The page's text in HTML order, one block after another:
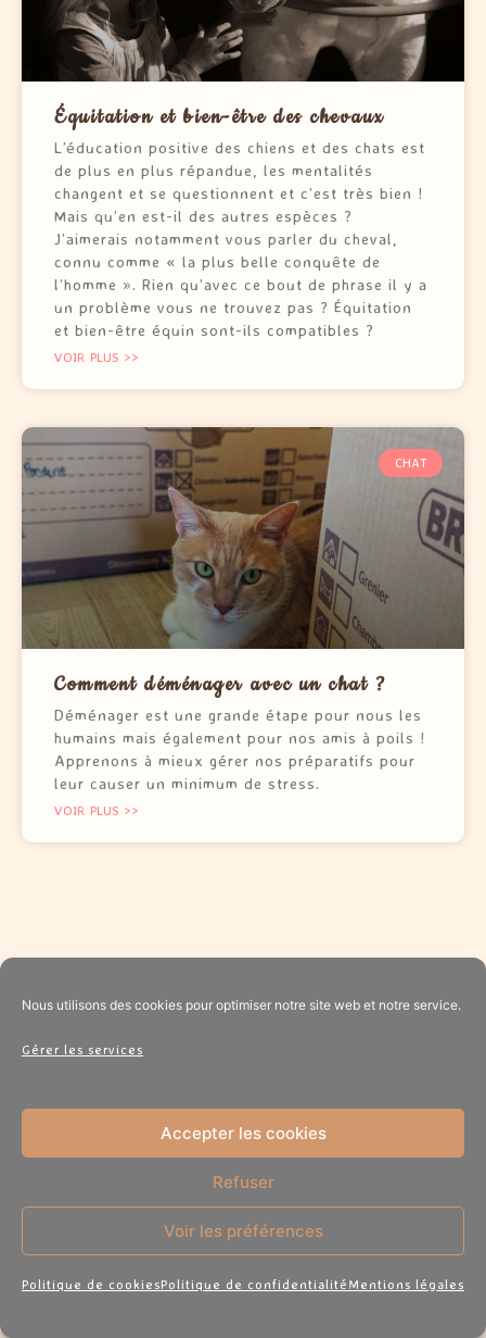
Nous utilisons des cookies pour optimiser notre site web et notre service.
Gérer les services
Accepter les cookies
Refuser
Voir les préférences
Politique de cookiesPolitique de confidentialité Mentions légales
Équitation et bien-être des chevaux
L’éducation positive des chiens et des chats est
de plus en plus répandue, les mentalités
changent et se questionnent et c’est très bien !
Mais qu’en est-il des autres espèces ?
J’aimerais notamment vous parler du cheval,
connu comme « la plus belle conquête de
l’homme ». Rien qu’avec ce bout de phrase il y a
un problème vous ne trouvez pas ? Équitation
et bien-être équin sont-ils compatibles ?
VOIR PLUS >>
CHAT
Comment déménager avec un chat ?
Déménager est une grande étape pour nous les
humains mais également pour nos amis à poils !
Apprenons à mieux gérer nos préparatifs pour
leur causer un minimum de stress.
VOIR PLUS >>
Besoin d'une nounou pour votre
chat ou NAC ?